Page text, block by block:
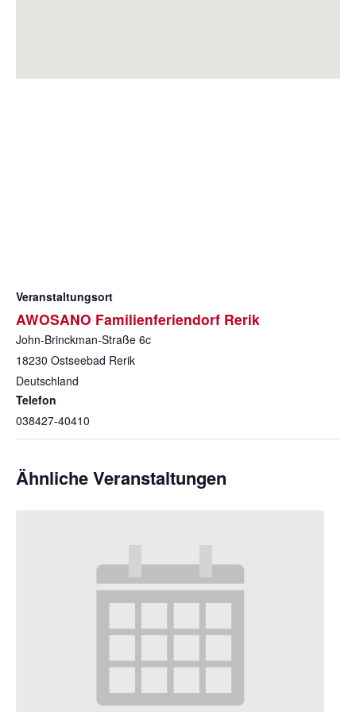
Veranstaltungsort
AWOSANO Familienferiendorf Rerik
John-Brinckman-Straße 6c
18230 Ostseebad Rerik
Deutschland
Telefon
038427-40410
Ähnliche Veranstaltungen